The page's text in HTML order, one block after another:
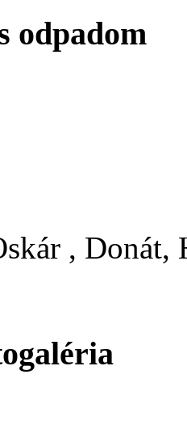
odpadom
, Donát,